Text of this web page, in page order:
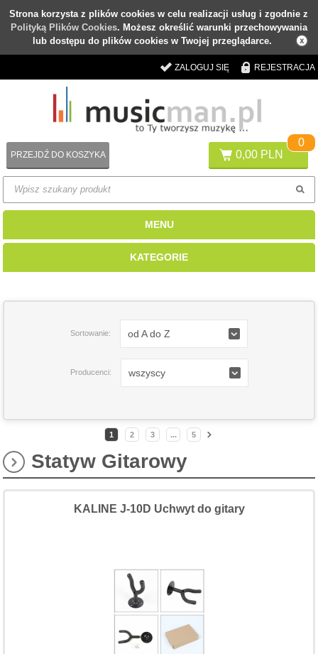
Strona korzysta z plików cookies w celu realizacji usług i zgodnie z
Polityką Plików Cookies. Możesz określić warunki przechowywania
lub dostępu do plików cookies w Twojej przeglądarce.
ZALOGUJ SIĘ REJESTRACJA
0,00 PLN
0
PRZEJDŹ DO KOSZYKA
MENU
KATEGORIE
Sortowanie: od A do Z
Producenci: wszyscy
1 2 3 ... 5
Statyw Gitarowy
KALINE J-10D Uchwyt do gitary